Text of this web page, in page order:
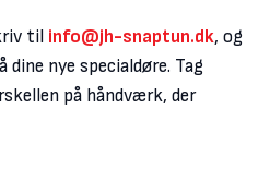
til info@jh-snaptun.dk, og
nye specialdøre. Tag
på håndværk, der